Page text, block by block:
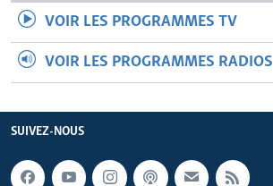
VOIR LES PROGRAMMES TV
VOIR LES PROGRAMMES RADIOS
SUIVEZ-NOUS